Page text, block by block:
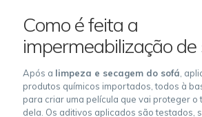
Como é feita a
impermeabilização de
Após a limpeza e secagem do sofá ,
produtos químicos importados, todos à
para criar uma película que vai proteger o
dela. Os aditivos aplicados são testados,